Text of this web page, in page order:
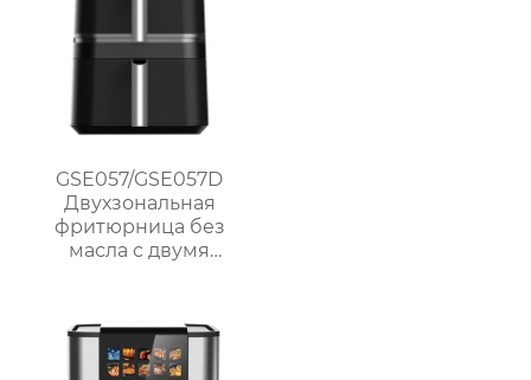
GSE057/GSE057D
Двухзональная
фритюрница без
масла с двумя
управлением